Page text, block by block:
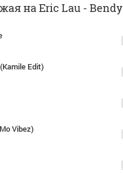
на Eric Lau - Bendy
Edit)
Vibez)